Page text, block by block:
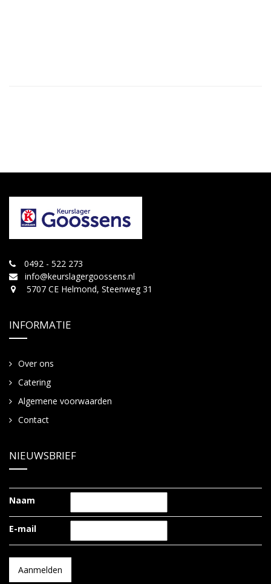
0492 - 522 273
info@keurslagergoossens.nl
5707 CE Helmond, Steenweg 31
INFORMATIE
Over ons
Catering
Algemene voorwaarden
Contact
NIEUWSBRIEF
Naam
E-mail